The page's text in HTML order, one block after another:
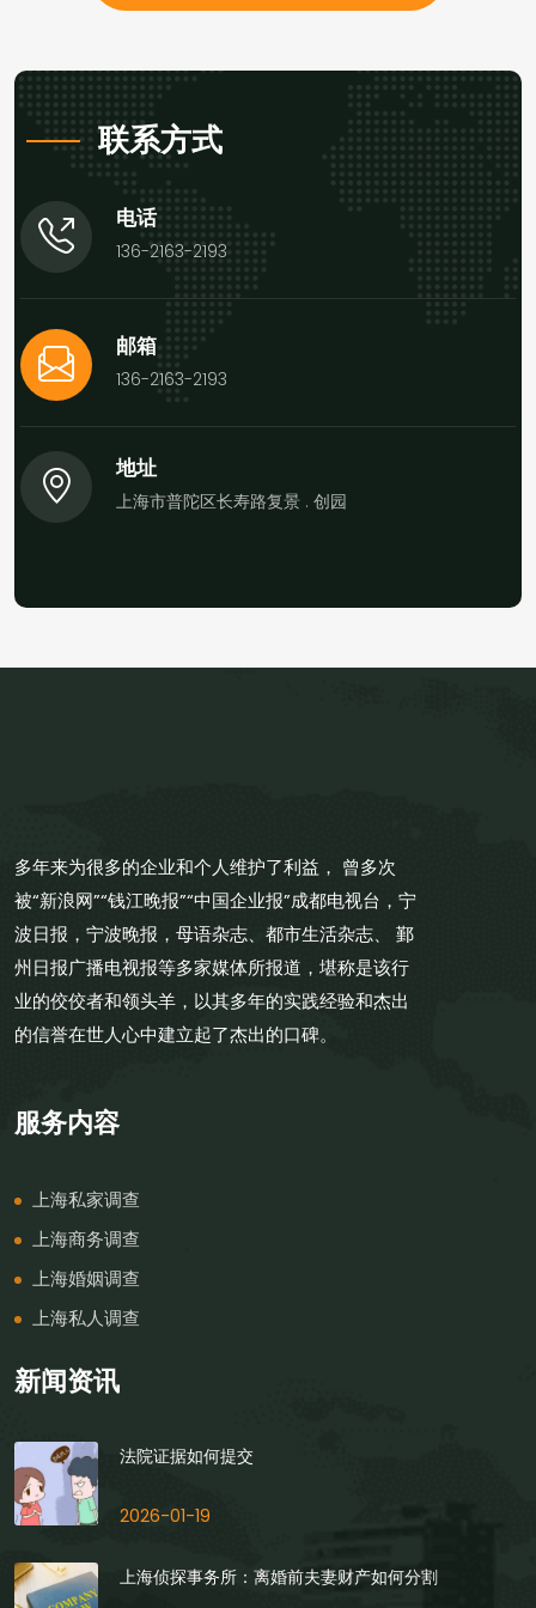
联系方式
电话
136-2163-2193
邮箱
136-2163-2193
地址
上海市普陀区长寿路复景 . 创园
多年来为很多的企业和个人维护了利益， 曾多次
被“新浪网”“钱江晚报”“中国企业报”成都电视台，宁
波日报，宁波晚报，母语杂志、都市生活杂志、 鄞
州日报广播电视报等多家媒体所报道，堪称是该行
业的佼佼者和领头羊，以其多年的实践经验和杰出
的信誉在世人心中建立起了杰出的口碑。
服务内容
上海私家调查
上海商务调查
上海婚姻调查
上海私人调查
新闻资讯
法院证据如何提交
2026-01-19
上海侦探事务所：离婚前夫妻财产如何分割